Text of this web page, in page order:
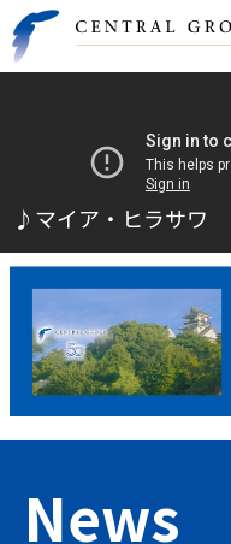
♪マイア・ヒラサワ
News